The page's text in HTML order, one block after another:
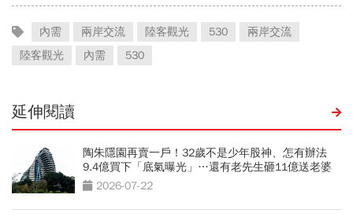
內需 兩岸交流 陸客觀光 530
兩岸交流
陸客觀光
內需 530
延伸閱讀
陶朱隱園再賣一戶！32歲不是少年股神、怎有辦法
9.4億買下「底氣曝光」…還有老先生砸11億送老婆
2026-07-22